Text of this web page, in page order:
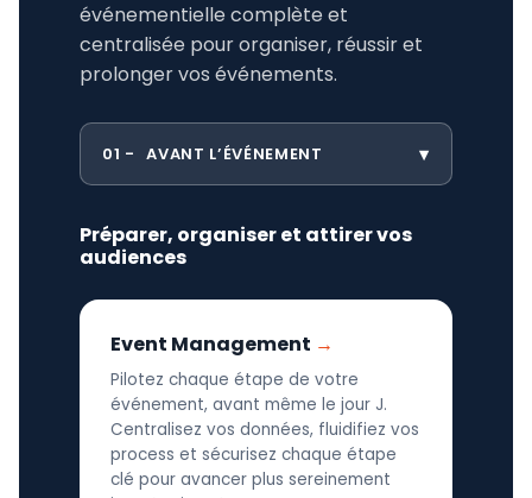
événementielle complète et
centralisée pour organiser, réussir et
prolonger vos événements.
01 AVANT L’ÉVÉNEMENT
Préparer, organiser et attirer vos
audiences
Event Management
Pilotez chaque étape de votre
événement, avant même le jour J.
Centralisez vos données, fluidifiez vos
process et sécurisez chaque étape
clé pour avancer plus sereinement